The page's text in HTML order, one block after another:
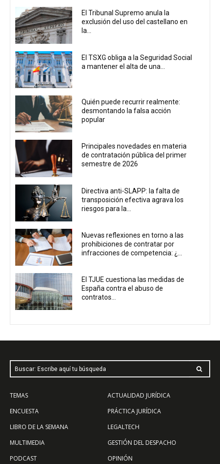
El Tribunal Supremo anula la
exclusión del uso del castellano en
la...
El TSXG obliga a la Seguridad Social
a mantener el alta de una...
Quién puede recurrir realmente:
desmontando la falsa acción
popular
Principales novedades en materia
de contratación pública del primer
semestre de 2026
Directiva anti-SLAPP: la falta de
transposición efectiva agrava los
riesgos para la...
Nuevas reflexiones en torno a las
prohibiciones de contratar por
infracciones de competencia: ¿...
El TJUE cuestiona las medidas de
España contra el abuso de
contratos...
Buscar: Escribe aquí tu búsqueda
TEMAS
ENCUESTA
LIBRO DE LA SEMANA
MULTIMEDIA
PODCAST
ACTUALIDAD JURÍDICA
PRÁCTICA JURÍDICA
LEGALTECH
GESTIÓN DEL DESPACHO
OPINIÓN